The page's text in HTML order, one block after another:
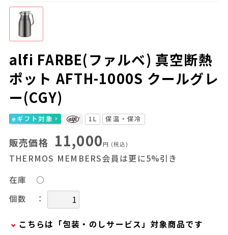
alfi FARBE(ファルベ) 真空断熱
ポット AFTH-1000S クールグレ
ー(CGY)
eギフト対象 1L 保温・保冷
販売価格 11,000円 (税込)
THERMOS MEMBERS会員は更に5%引き
在庫
○
個数
：
こちらは「包装・のしサービス」対象商品です